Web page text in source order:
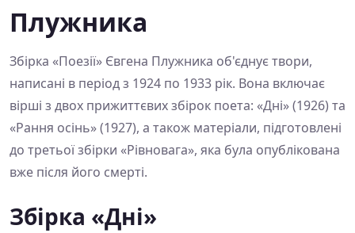
Плужника
Збірка «Поезії» Євгена Плужника об'єднує твори,
написані в період з 1924 по 1933 рік. Вона включає
вірші з двох прижиттєвих збірок поета: «Дні» (1926) та
«Рання осінь» (1927), а також матеріали, підготовлені
до третьої збірки «Рівновага», яка була опублікована
вже після його смерті.
Збірка «Дні»